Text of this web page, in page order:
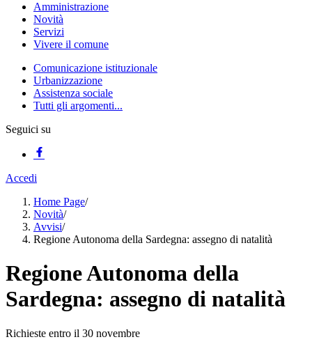
Amministrazione
Novità
Servizi
Vivere il comune
Comunicazione istituzionale
Urbanizzazione
Assistenza sociale
Tutti gli argomenti...
Seguici su
Accedi
Home Page/
Novità/
Avvisi/
Regione Autonoma della Sardegna: assegno di natalità
Regione Autonoma della
Sardegna: assegno di natalità
Richieste entro il 30 novembre